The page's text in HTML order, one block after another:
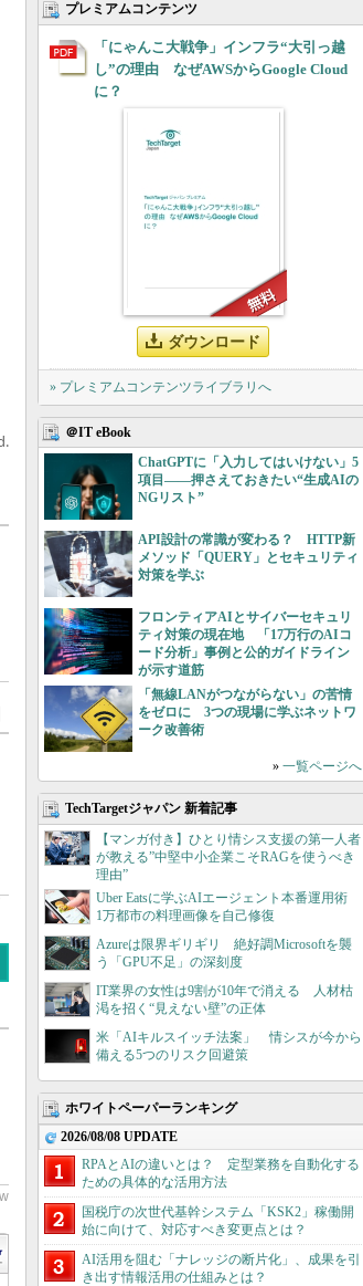
プレミアムコンテンツ
「にゃんこ大戦争」インフラ“大引っ越
し”の理由 なぜAWSからGoogle Cloud
に？
ダウンロード
» プレミアムコンテンツライブラリへ
＠IT eBook
ChatGPTに「入力してはいけない」5
項目――押さえておきたい“生成AIの
NGリスト”
API設計の常識が変わる？ HTTP新
メソッド「QUERY」とセキュリティ
対策を学ぶ
フロンティアAIとサイバーセキュリ
ティ対策の現在地 「17万行のAIコ
ード分析」事例と公的ガイドライン
が示す道筋
「無線LANがつながらない」の苦情
をゼロに 3つの現場に学ぶネットワ
ーク改善術
» 一覧ページへ
TechTargetジャパン 新着記事
【マンガ付き】ひとり情シス支援の第一人者
が教える”中堅中小企業こそRAGを使うべき
理由”
Uber Eatsに学ぶAIエージェント本番運用術
1万都市の料理画像を自己修復
Azureは限界ギリギリ 絶好調Microsoftを襲
う「GPU不足」の深刻度
IT業界の女性は9割が10年で消える 人材枯
渇を招く“見えない壁”の正体
米「AIキルスイッチ法案」 情シスが今から
備える5つのリスク回避策
ホワイトペーパーランキング
2026/08/08 UPDATE
RPAとAIの違いとは？ 定型業務を自動化する
ための具体的な活用方法
国税庁の次世代基幹システム「KSK2」稼働開
始に向けて、対応すべき変更点とは？
AI活用を阻む「ナレッジの断片化」、成果を引
き出す情報活用の仕組みとは？